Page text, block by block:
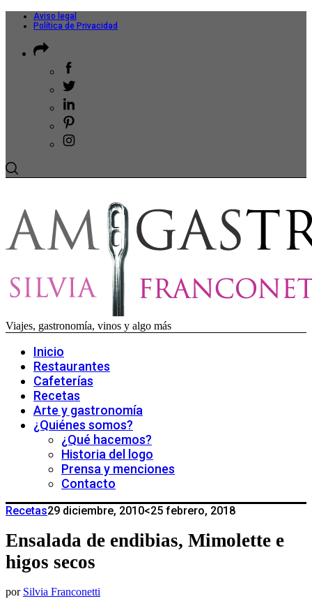
Aviso legal
Política de Privacidad
Viajes, gastronomía, vinos y algo más
Inicio
Restaurantes
Cafeterías
Recetas
Arte y gastronomía
¿Quiénes somos?
¿Qué hacemos?
Historia del logo
Prensa y menciones
Contacto
Recetas29 diciembre, 2010<25 febrero, 2018
Ensalada de endibias, Mimolette e
higos secos
por Silvia Franconetti